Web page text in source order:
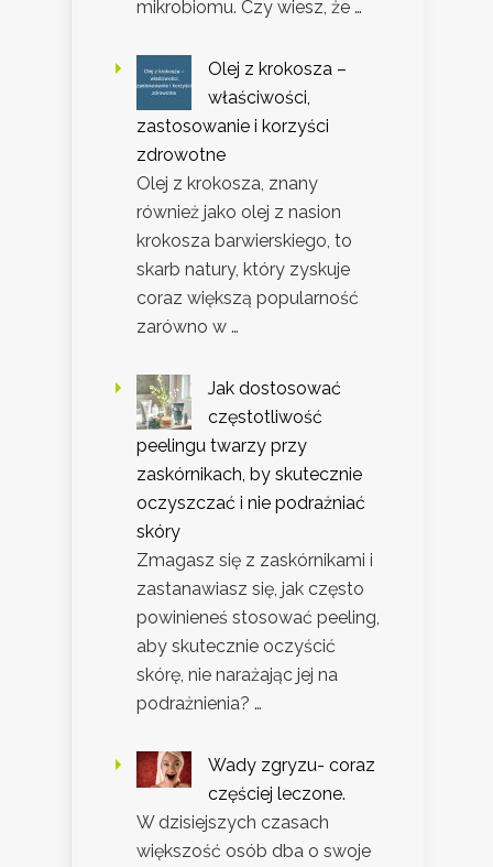
mikrobiomu. Czy wiesz, że …
Olej z krokosza –
właściwości,
zastosowanie i korzyści
zdrowotne
Olej z krokosza, znany
również jako olej z nasion
krokosza barwierskiego, to
skarb natury, który zyskuje
coraz większą popularność
zarówno w …
Jak dostosować
częstotliwość
peelingu twarzy przy
zaskórnikach, by skutecznie
oczyszczać i nie podrażniać
skóry
Zmagasz się z zaskórnikami i
zastanawiasz się, jak często
powinieneś stosować peeling,
aby skutecznie oczyścić
skórę, nie narażając jej na
podrażnienia? …
Wady zgryzu- coraz
częściej leczone.
W dzisiejszych czasach
większość osób dba o swoje